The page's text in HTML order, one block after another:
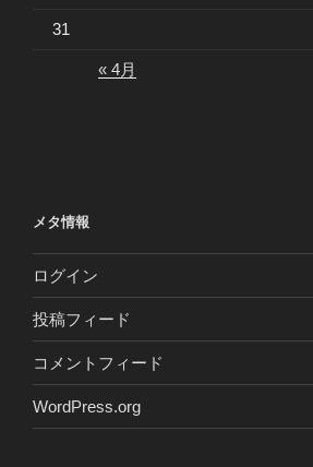
31
« 4月
メタ情報
ログイン
投稿フィード
コメントフィード
WordPress.org